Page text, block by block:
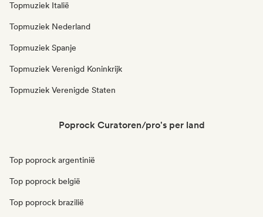
Topmuziek Italië
Topmuziek Nederland
Topmuziek Spanje
Topmuziek Verenigd Koninkrijk
Topmuziek Verenigde Staten
Poprock Curatoren/pro's per land
Top poprock argentinië
Top poprock belgië
Top poprock brazilië